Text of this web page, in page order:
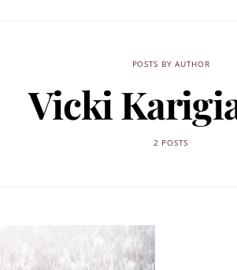
POSTS BY AUTHOR
Vicki
2 POSTS